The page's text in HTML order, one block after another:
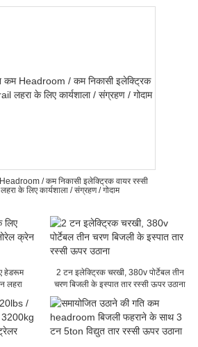
/ कम निकासी इलेक्ट्रिक वायर रस्सी
के लिए कार्यशाला / संग्रहण / गोदाम
हेडरूम
लहरा
2 टन इलेक्ट्रिक चरखी, 380v पोर्टेबल तीन
चरण बिजली के इस्पात तार रस्सी ऊपर उठाना